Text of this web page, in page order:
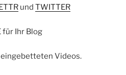
und TWITTER
für Ihr Blog
eingebetteten Videos.